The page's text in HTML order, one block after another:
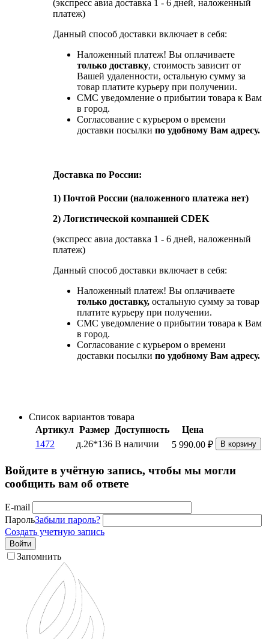
(экспресс авиа доставка 1 - 6 дней, наложенный
платеж)
Данный способ доставки включает в себя:
Наложенный платеж! Вы оплачиваете
только доставку, стоимость зависит от
Вашей удаленности, остальную сумму за
товар платите курьеру при получении.
СМС уведомление о прибытии товара к Вам
в город.
Согласование с курьером о времени
доставки посылки по удобному Вам адресу.
Доставка по России:
1) Почтой России (наложенного платежа нет)
2) Логистической компанией CDEK
(экспресс авиа доставка 1 - 6 дней, наложенный
платеж)
Данный способ доставки включает в себя:
Наложенный платеж! Вы оплачиваете
только доставку, остальную сумму за товар
платите курьеру при получении.
СМС уведомление о прибытии товара к Вам
в город.
Согласование с курьером о времени
доставки посылки по удобному Вам адресу.
Список вариантов товара
Артикул Размер Доступность
Цена
1472
д.26*136 В наличии 5 990.00 ₽ В корзину
Войдите в учётную запись, чтобы мы могли
сообщить вам об ответе
E-mail
ПарольЗабыли пароль?
Создать учетную запись
Войти
Запомнить